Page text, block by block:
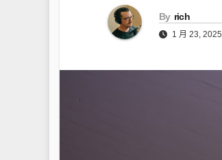
By rich
1 月 23, 2025